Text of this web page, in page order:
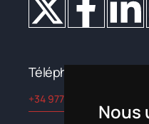
Nous
Téléphone
+34 977 822 245